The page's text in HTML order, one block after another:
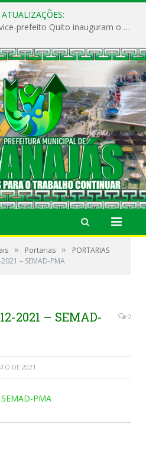
Prefeito Vivaldo Mendes e vice-prefeito Quito inauguram o CAPS e fortalecem a saúde pública em Anajás.
» Portarias »
PORTARIAS
– SEMAD-PMA
2021 – SEMAD-
0
DE 2021
PMA